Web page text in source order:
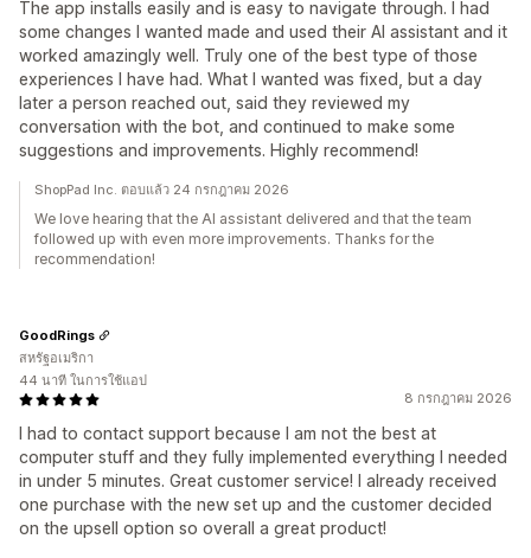
The app installs easily and is easy to navigate through. I had
some changes I wanted made and used their AI assistant and it
worked amazingly well. Truly one of the best type of those
experiences I have had. What I wanted was fixed, but a day
later a person reached out, said they reviewed my
conversation with the bot, and continued to make some
suggestions and improvements. Highly recommend!
ShopPad Inc. ตอบแล้ว 24 กรกฎาคม 2026
We love hearing that the AI assistant delivered and that the team
followed up with even more improvements. Thanks for the
recommendation!
8 กรกฎาคม 2026
I had to contact support because I am not the best at
computer stuff and they fully implemented everything I needed
in under 5 minutes. Great customer service! I already received
one purchase with the new set up and the customer decided
on the upsell option so overall a great product!
GoodRings
สหรัฐอเมริกา
44 นาที ในการใช้แอป